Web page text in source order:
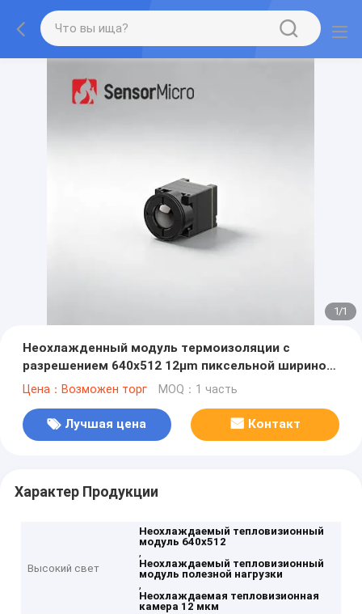
1/1
Неохлажденный модуль термоизоляции с
разрешением 640x512 12μm пиксельной шириной
и расходом энергии 0,65 Вт для камеры
Цена：Возможен торг MOQ：1 часть
Лучшая цена Контакт
Характер Продукции
Высокий свет
Неохлаждаемый тепловизионный
модуль 640x512
,
Неохлаждаемый тепловизионный
модуль полезной нагрузки
,
Неохлаждаемая тепловизионная
камера 12 мкм